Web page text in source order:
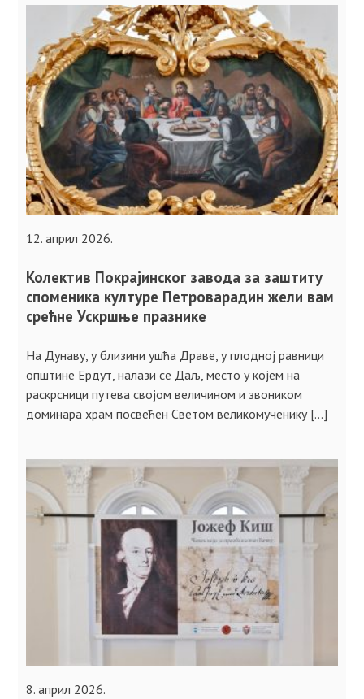
12. април 2026.
Колектив Покрајинског завода за заштиту
споменика културе Петроварадин жели вам
срећне Ускршње празнике
На Дунаву, у близини ушћа Драве, у плодној равници
општине Ердут, налази се Даљ, место у којем на
раскрсници путева својом величином и звоником
доминара храм посвећен Светом великомученику […]
8. април 2026.